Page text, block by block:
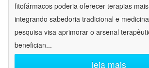
fitofármacos poderia oferecer terapias
integrando sabedoria tradicional e
pesquisa visa aprimorar o arsenal
benefician...
leia mais